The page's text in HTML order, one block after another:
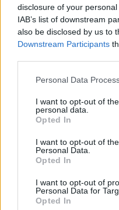
disclosure of your
IAB’s list of downstream
also be disclosed by us to
Downstream Participants
Please note that this
not limited to your visit or
grant or deny consent to
use your data for below
consent section.
Personal Data
I want to opt-out of
personal data.
Opted In
I want to opt-out of
Personal Data.
Opted In
I want to opt-out of
Personal Data for
Opted In
Gigi Dall’Igna, a
igazgatója is a
és a pályán
spanyol motoros
Marc, ha kisodródtál
Azonban belül
lezártad a kanyart.”